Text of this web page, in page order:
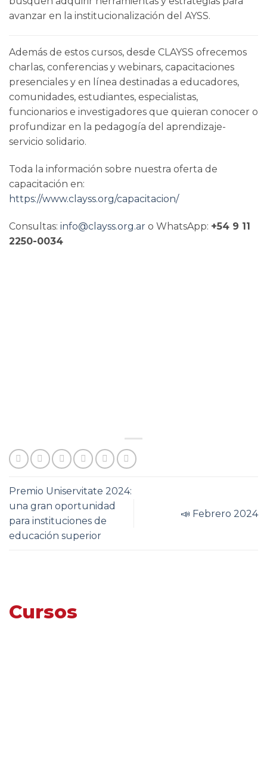
avanzar en la institucionalización del AYSS.
Además de estos cursos, desde CLAYSS ofrecemos
charlas, conferencias y webinars, capacitaciones
presenciales y en línea destinadas a educadores,
comunidades, estudiantes, especialistas,
funcionarios e investigadores que quieran conocer o
profundizar en la pedagogía del aprendizaje-
servicio solidario.
Toda la información sobre nuestra oferta de
capacitación en:
https://www.clayss.org/capacitacion/
Consultas: info@clayss.org.ar o WhatsApp: +54 9 11
2250-0034
Premio Uniservitate 2024:
una gran oportunidad
para instituciones de
educación superior
📣 Febrero 2024
Cursos